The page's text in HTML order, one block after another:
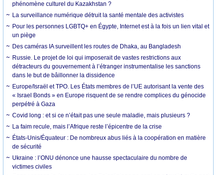
phénomène culturel du Kazakhstan ?
La surveillance numérique détruit la santé mentale des activistes
Pour les personnes LGBTQ+ en Égypte, Internet est à la fois un lien vital et
un piège
Des caméras IA surveillent les routes de Dhaka, au Bangladesh
Russie. Le projet de loi qui imposerait de vastes restrictions aux
détracteurs du gouvernement à l’étranger instrumentalise les sanctions
dans le but de bâillonner la dissidence
Europe/Israël et TPO. Les États membres de l’UE autorisant la vente des
« Israel Bonds » en Europe risquent de se rendre complices du génocide
perpétré à Gaza
Covid long : et si ce n’était pas une seule maladie, mais plusieurs ?
La faim recule, mais l’Afrique reste l’épicentre de la crise
États-Unis/Équateur : De nombreux abus liés à la coopération en matière
de sécurité
Ukraine : l’ONU dénonce une hausse spectaculaire du nombre de
victimes civiles